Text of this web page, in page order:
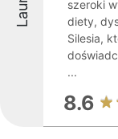
szeroki
diety,
Silesia,
...
8.6